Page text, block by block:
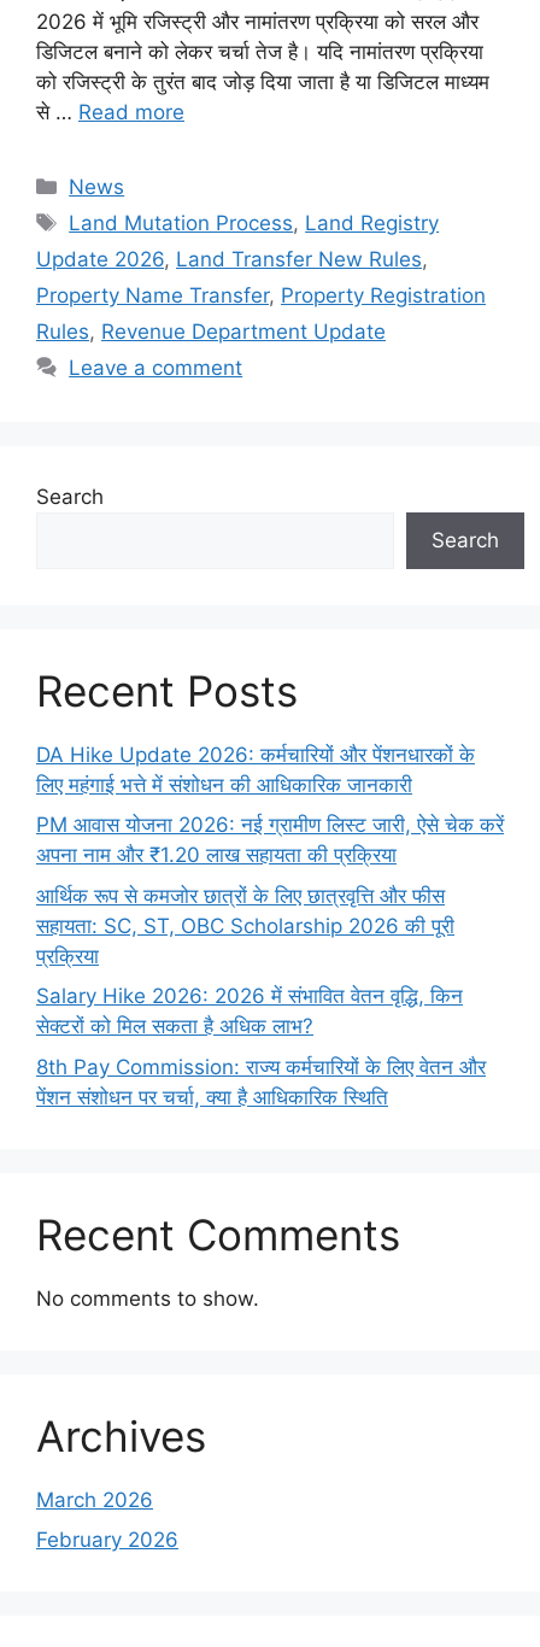
2026 में भूमि रजिस्ट्री और नामांतरण प्रक्रिया को सरल और
डिजिटल बनाने को लेकर चर्चा तेज है। यदि नामांतरण प्रक्रिया
को रजिस्ट्री के तुरंत बाद जोड़ दिया जाता है या डिजिटल माध्यम
से … Read more
Categories
News
Tags
Land Mutation Process, Land Registry
Update 2026, Land Transfer New Rules,
Property Name Transfer, Property Registration
Rules, Revenue Department Update
Leave a comment
Search
Search
Recent Posts
DA Hike Update 2026: कर्मचारियों और पेंशनधारकों के
लिए महंगाई भत्ते में संशोधन की आधिकारिक जानकारी
PM आवास योजना 2026: नई ग्रामीण लिस्ट जारी, ऐसे चेक करें
अपना नाम और ₹1.20 लाख सहायता की प्रक्रिया
आर्थिक रूप से कमजोर छात्रों के लिए छात्रवृत्ति और फीस
सहायता: SC, ST, OBC Scholarship 2026 की पूरी
प्रक्रिया
Salary Hike 2026: 2026 में संभावित वेतन वृद्धि, किन
सेक्टरों को मिल सकता है अधिक लाभ?
8th Pay Commission: राज्य कर्मचारियों के लिए वेतन और
पेंशन संशोधन पर चर्चा, क्या है आधिकारिक स्थिति
Recent Comments
No comments to show.
Archives
March 2026
February 2026